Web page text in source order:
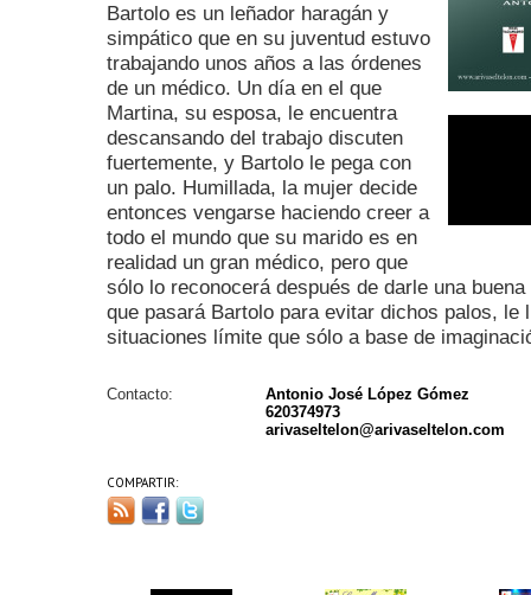
Bartolo es un leñador haragán y
simpático que en su juventud estuvo
trabajando unos años a las órdenes
de un médico. Un día en el que
Martina, su esposa, le encuentra
descansando del trabajo discuten
fuertemente, y Bartolo le pega con
un palo. Humillada, la mujer decide
entonces vengarse haciendo creer a
todo el mundo que su marido es en
realidad un gran médico, pero que
sólo lo reconocerá después de darle una
que pasará Bartolo para evitar dichos palos, le
situaciones límite que sólo a base de
Contacto:
Antonio José López Gómez
620374973
arivaseltelon@arivaseltelon.com
COMPARTIR: